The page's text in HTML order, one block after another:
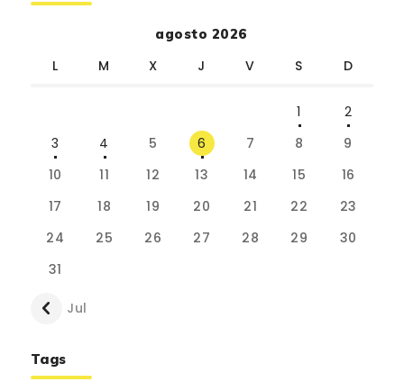
agosto 2026
L M X J V S D
1
2
3
4 5 6 7 8
9
10
11 12 13 14 15
16
17
18 19 20 21 22
23
24
25 26 27 28 29
30
31
« Jul
Tags